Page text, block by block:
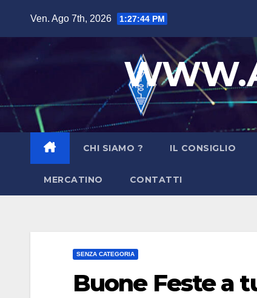
Ven. Ago 7th, 2026 1:27:45 PM
CHI SIAMO ? IL CONSIGLIO
MERCATINO CONTATTI
SENZA CATEGORIA
Buone Feste a